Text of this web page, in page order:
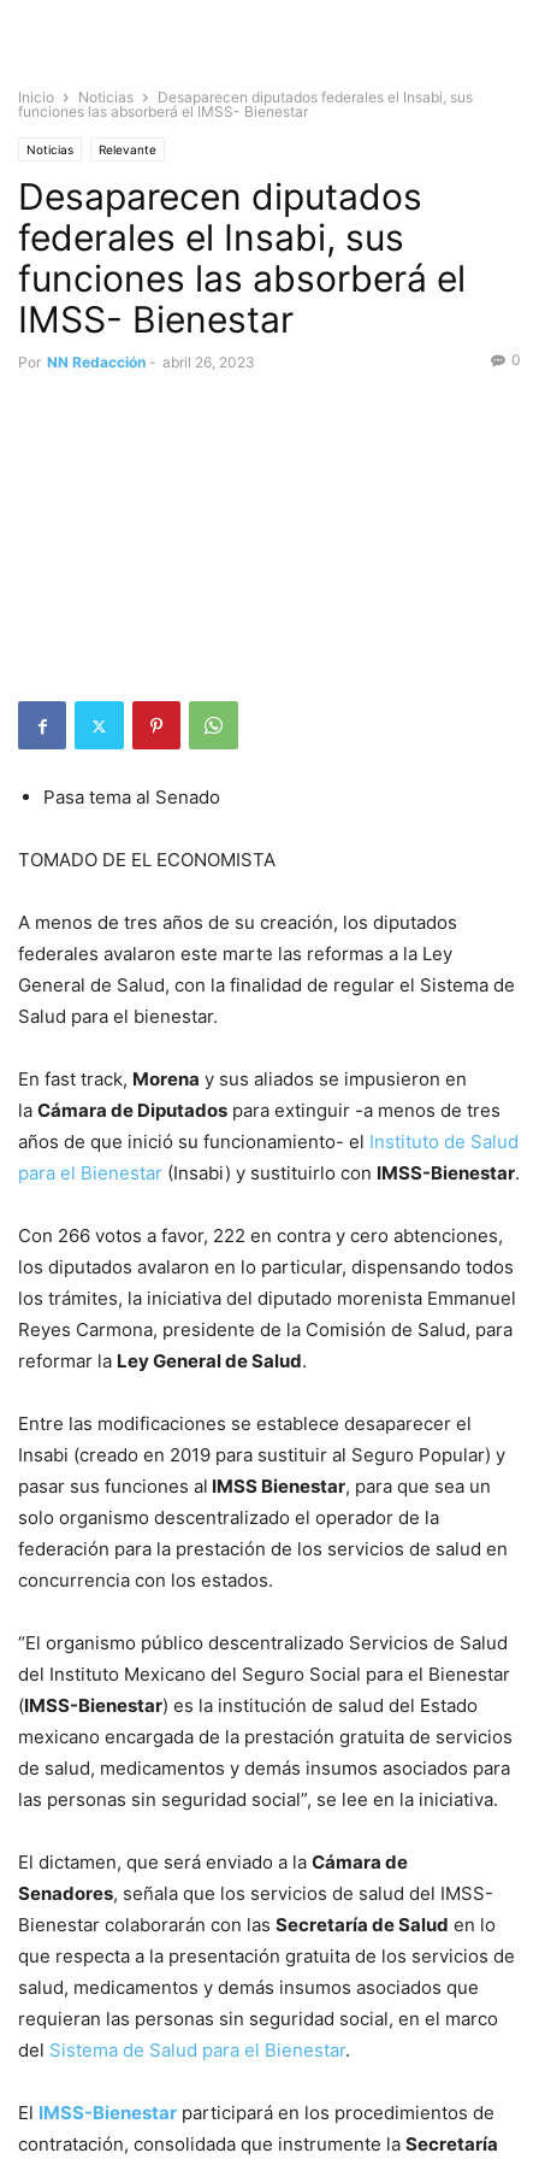
Inicio Noticias
Desaparecen diputados federales el Insabi, sus
funciones las absorberá el IMSS- Bienestar
Noticias Relevante
Desaparecen diputados
federales el Insabi, sus
funciones las absorberá el
IMSS- Bienestar
Por NN Redacción - abril 26, 2023 0
Pasa tema al Senado
TOMADO DE EL ECONOMISTA
A menos de tres años de su creación, los diputados
federales avalaron este marte las reformas a la Ley
General de Salud, con la finalidad de regular el Sistema de
Salud para el bienestar.
En fast track, Morena y sus aliados se impusieron en
la Cámara de Diputados para extinguir -a menos de tres
años de que inició su funcionamiento- el Instituto de Salud
para el Bienestar (Insabi) y sustituirlo con IMSS-Bienestar.
Con 266 votos a favor, 222 en contra y cero abtenciones,
los diputados avalaron en lo particular, dispensando todos
los trámites, la iniciativa del diputado morenista Emmanuel
Reyes Carmona, presidente de la Comisión de Salud, para
reformar la Ley General de Salud.
Entre las modificaciones se establece desaparecer el
Insabi (creado en 2019 para sustituir al Seguro Popular) y
pasar sus funciones al IMSS Bienestar, para que sea un
solo organismo descentralizado el operador de la
federación para la prestación de los servicios de salud en
concurrencia con los estados.
“El organismo público descentralizado Servicios de Salud
del Instituto Mexicano del Seguro Social para el Bienestar
(IMSS-Bienestar) es la institución de salud del Estado
mexicano encargada de la prestación gratuita de servicios
de salud, medicamentos y demás insumos asociados para
las personas sin seguridad social”, se lee en la iniciativa.
El dictamen, que será enviado a la Cámara de
Senadores, señala que los servicios de salud del IMSS-
Bienestar colaborarán con las Secretaría de Salud en lo
que respecta a la presentación gratuita de los servicios de
salud, medicamentos y demás insumos asociados que
requieran las personas sin seguridad social, en el marco
del Sistema de Salud para el Bienestar.
El IMSS-Bienestar participará en los procedimientos de
contratación, consolidada que instrumente la Secretaría